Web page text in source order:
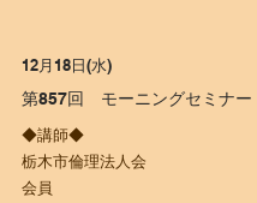
12月18日(水)
​第857回　モーニングセミナー
◆講師◆
栃木市倫理法人会
会員